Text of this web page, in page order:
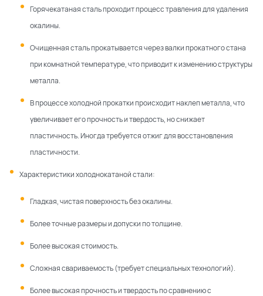
Горячекатаная сталь проходит процесс травления для удаления
окалины.
Очищенная сталь прокатывается через валки прокатного стана
при комнатной температуре, что приводит к изменению структуры
металла.
В процессе холодной прокатки происходит наклеп металла, что
увеличивает его прочность и твердость, но снижает
пластичность. Иногда требуется отжиг для восстановления
пластичности.
Характеристики холоднокатаной стали:
Гладкая, чистая поверхность без окалины.
Более точные размеры и допуски по толщине.
Более высокая стоимость.
Сложная свариваемость (требует специальных технологий).
Более высокая прочность и твердость по сравнению с